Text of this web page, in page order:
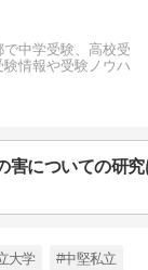
中学受験、高校受
情報や受験ノウハ
大学 #中堅私立